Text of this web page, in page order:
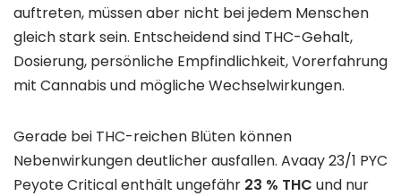
auftreten, müssen aber nicht bei jedem Menschen
gleich stark sein. Entscheidend sind THC-Gehalt,
Dosierung, persönliche Empfindlichkeit, Vorerfahrung
mit Cannabis und mögliche Wechselwirkungen.
Gerade bei THC-reichen Blüten können
Nebenwirkungen deutlicher ausfallen. Avaay 23/1 PYC
Peyote Critical enthält ungefähr 23 % THC und nur